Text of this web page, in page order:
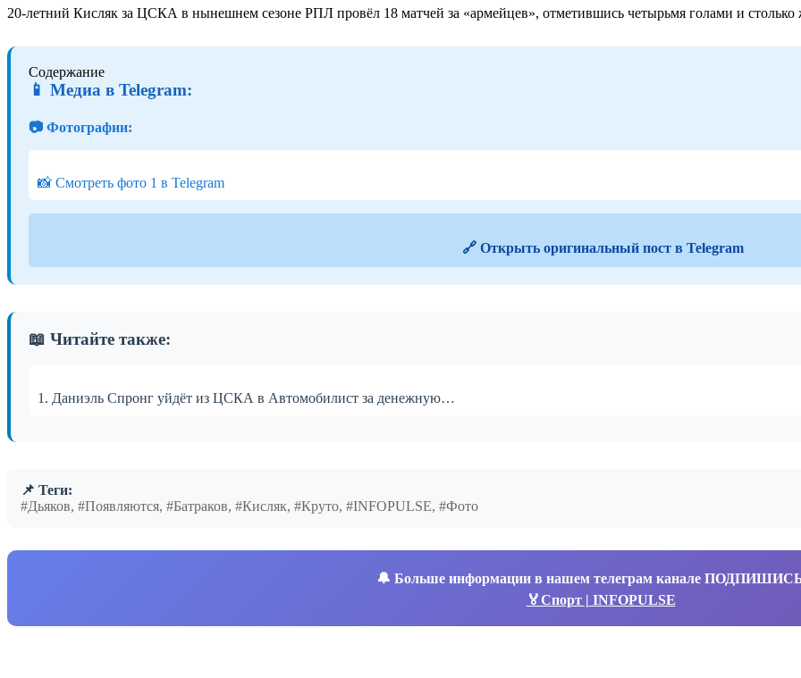
20-летний Кисляк за ЦСКА в нынешнем сезоне РПЛ провёл 18 матчей за «армейцев», отметившись четырьмя голами и столько
Содержание
📱 Медиа в Telegram:
📷 Фотографии:
📸 Смотреть фото 1 в Telegram
🔗 Открыть оригинальный пост в Telegram
📖 Читайте также:
1. Даниэль Спронг уйдёт из ЦСКА в Автомобилист за денежную…
📌 Теги:
#Дьяков, #Появляются, #Батраков, #Кисляк, #Круто, #INFOPULSE, #Фото
🔔 Больше информации в нашем телеграм канале
🏅Спорт | INFOPULSE